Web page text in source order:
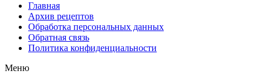
Главная
Архив рецептов
Обработка персональных данных
Обратная связь
Политика конфиденциальности
Меню